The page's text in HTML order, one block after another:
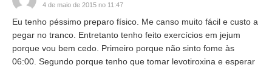
4 de maio de 2015 no 11:47
Eu tenho péssimo preparo físico. Me canso muito fácil e custo a
pegar no tranco. Entretanto tenho feito exercícios em jejum
porque vou bem cedo. Primeiro porque não sinto fome às
06:00. Segundo porque tenho que tomar levotiroxina e esperar